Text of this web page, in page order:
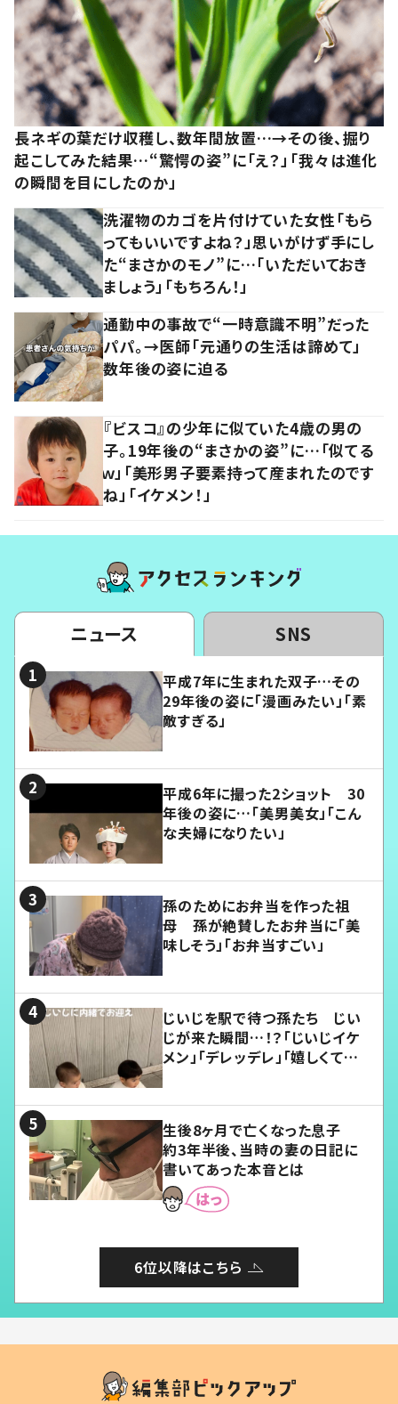
長ネギの葉だけ収穫し、数年間放置…→その後、掘り
起こしてみた結果…“驚愕の姿”に「え？」「我々は進化
の瞬間を目にしたのか」
洗濯物のカゴを片付けていた女性「もら
ってもいいですよね？」思いがけず手にし
た“まさかのモノ”に…「いただいておき
ましょう」「もちろん！」
通勤中の事故で“一時意識不明”だった
パパ。→医師「元通りの生活は諦めて」
数年後の姿に迫る
『ビスコ』の少年に似ていた4歳の男の
子。19年後の“まさかの姿”に…「似てる
ｗ」「美形男子要素持って産まれたのです
ね」「イケメン！」
ニュース SNS
平成7年に生まれた双子…その
29年後の姿に「漫画みたい」「素
敵すぎる」
平成6年に撮った2ショット 30
年後の姿に…「美男美女」「こん
な夫婦になりたい」
孫のためにお弁当を作った祖
母 孫が絶賛したお弁当に「美
味しそう」「お弁当すごい」
じいじを駅で待つ孫たち じい
じが来た瞬間…！？「じいじイケ
メン」「デレッデレ」「嬉しくて可
生後8ヶ月で亡くなった息子
約3年半後、当時の妻の日記に
書いてあった本音とは
6位以降はこちら